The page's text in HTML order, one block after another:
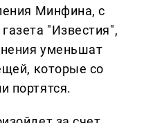
Минфина, с
"Известия",
уменьшат
которые со
портятся.